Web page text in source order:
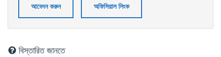
আবেদন করুন অফিসিয়াল লিংক
বিস্তারিত জানতে